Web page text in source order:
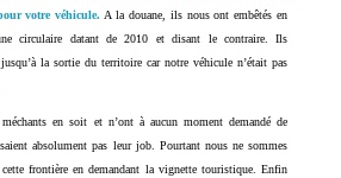
votre véhicule. A la douane, ils nous ont embêtés en
circulaire datant de 2010 et disant le contraire. Ils
la sortie du territoire car notre véhicule n’était pas
méchants en soit et n’ont à aucun moment demandé de
absolument pas leur job. Pourtant nous ne sommes
cette frontière en demandant la vignette touristique. Enfin